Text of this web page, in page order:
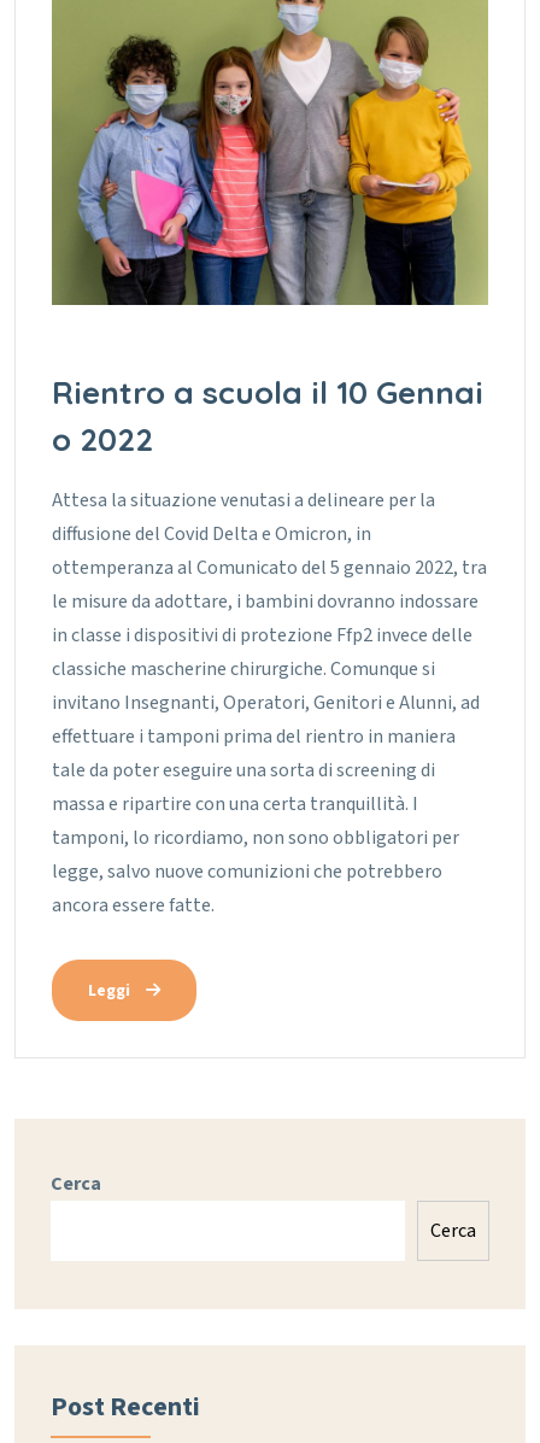
Rientro a scuola il 10 Gennai
o 2022
Attesa la situazione venutasi a delineare per la
diffusione del Covid Delta e Omicron, in
ottemperanza al Comunicato del 5 gennaio 2022, tra
le misure da adottare, i bambini dovranno indossare
in classe i dispositivi di protezione Ffp2 invece delle
classiche mascherine chirurgiche.Comunque si
invitano Insegnanti, Operatori, Genitori e Alunni, ad
effettuare i tamponi prima del rientro in maniera
tale da poter eseguire una sorta di screening di
massa e ripartire con una certa tranquillità. I
tamponi, lo ricordiamo, non sono obbligatori per
legge, salvo nuove comunizioni che potrebbero
ancora essere fatte.
Leggi
Cerca
Cerca
Post Recenti